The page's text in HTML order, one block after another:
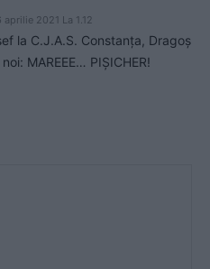
aprilie 2021 La 1.12
la C.J.A.S. Constanța, Dragoș
MAREEE… PIȘICHER!